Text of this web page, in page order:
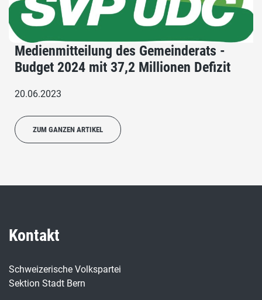
Medienmitteilung des Gemeinderats -
Budget 2024 mit 37,2 Millionen Defizit
20.06.2023
ZUM GANZEN ARTIKEL
Kontakt
Schweizerische Volkspartei
Sektion Stadt Bern